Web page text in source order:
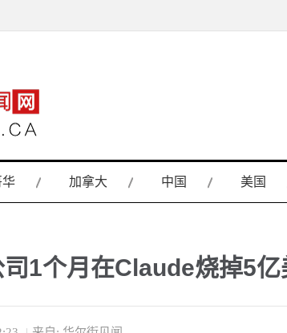
华 加拿大 中国 美国
司1个月在Claude烧掉5